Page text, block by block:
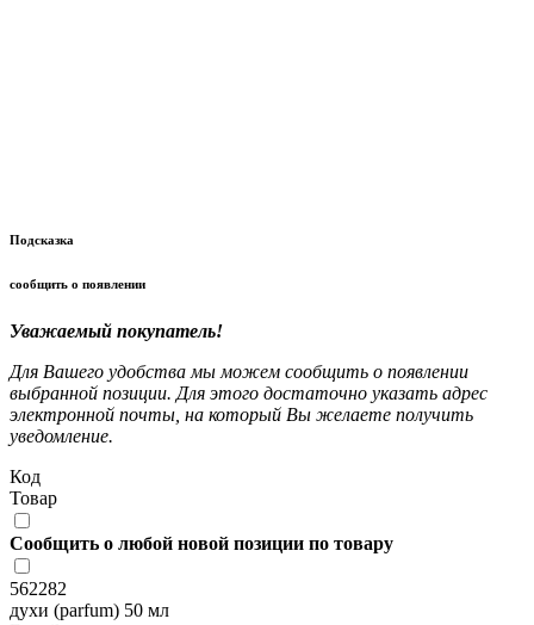
Подсказка
сообщить о появлении
Уважаемый покупатель!
Для Вашего удобства мы можем сообщить о появлении
выбранной позиции. Для этого достаточно указать адрес
электронной почты, на который Вы желаете получить
уведомление.
Код
Товар
Сообщить о любой новой позиции по товару
562282
духи (parfum) 50 мл